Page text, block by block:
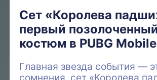
Сет «Королева
первый
костюм в PUBG Mobile
Главная звезда события —
сомнения, сет «Королева